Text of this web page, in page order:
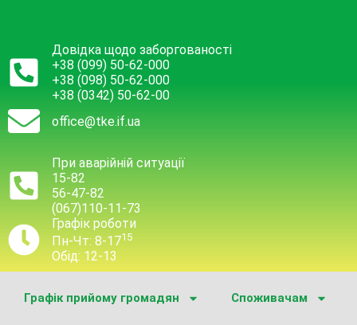
Довідка щодо заборгованості
+38 (099) 50-62-000
+38 (098) 50-62-000
+38 (0342) 50-62-00
office@tke.if.ua
При аварійній ситуації
15-82
56-47-82
(067)110-11-73
Графік роботи
Пн-Чт: 8-1715
Обід: 12-13
Графік прийому громадян Споживачам